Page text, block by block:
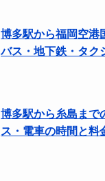
博多駅から福岡空港
バス・地下鉄・タク
博多駅から糸島まで
ス・電車の時間と料